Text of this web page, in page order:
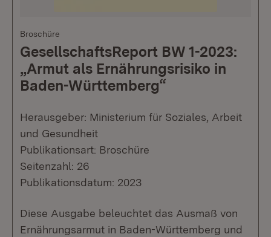
Broschüre
GesellschaftsReport BW 1-2023:
„Armut als Ernährungsrisiko in
Baden-Württemberg“
Herausgeber: Ministerium für Soziales, Arbeit
und Gesundheit
Publikationsart: Broschüre
Seitenzahl: 26
Publikationsdatum: 2023
Diese Ausgabe beleuchtet das Ausmaß von
Ernährungsarmut in Baden-Württemberg und